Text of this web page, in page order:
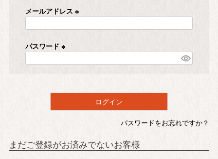
メールアドレス
パスワード
ログイン
パスワードをお忘れですか？
まだご登録がお済みでないお客様